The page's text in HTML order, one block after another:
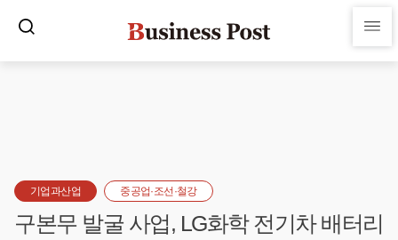
기업과산업 중공업·조선·철강
구본무 발굴 사업, LG화학 전기차 배터리